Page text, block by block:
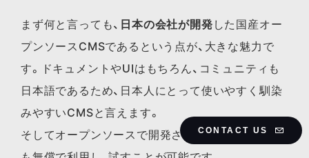
CONTACT US
まず何と言っても、 日本の会社が開発 した国産オー
プンソースCMSであるという点が、大きな魅力で
す。ドキュメントやUIはもちろん、コミュニティも
日本語であるため、日本人にとって使いやすく馴染
みやすいCMSと言えます。
そしてオープンソースで開発されているため、誰で